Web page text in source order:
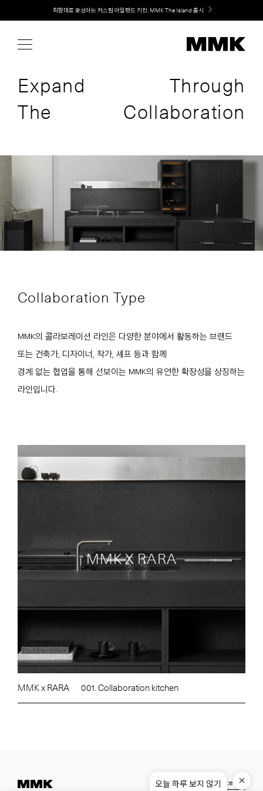
content
Welcome! 신규 회원가입 시 MMK Shop Coupon (총 60만원) 지급
취향대로 완성하는 커스텀 아일랜드 키친, MMK The Island 출시
Expand
The
Through
Collaboration
Collaboration Type
MMK의 콜라보레이션 라인은 다양한 분야에서 활동하는 브랜드
또는 건축가, 디자이너, 작가, 셰프 등과 함께
경계 없는 협업을 통해 선보이는 MMK의 유연한 확장성을 상징하는
라인입니다.
MMK X RARA
MMK x RARA 001. Collaboration kitchen
Instagram Pinterest
오늘 하루 보지 않기